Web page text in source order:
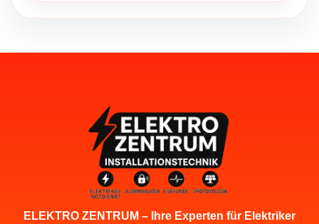
ELEKTRO ZENTRUM – Ihre Experten für Elektriker